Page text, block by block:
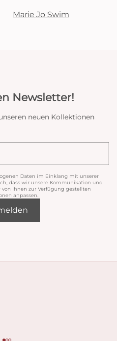
Marie Jo Swim
Newsletter!
neuen Kollektionen
Daten im Einklang mit unserer
dass wir unsere Kommunikation und
Ihnen zur Verfügung gestellten
anpassen.